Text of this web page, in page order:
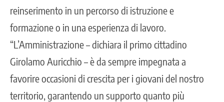
reinserimento in un percorso di istruzione e
formazione o in una esperienza di lavoro.
“L’Amministrazione – dichiara il primo cittadino
Girolamo Auricchio – è da sempre impegnata a
favorire occasioni di crescita per i giovani del nostro
territorio, garantendo un supporto quanto più